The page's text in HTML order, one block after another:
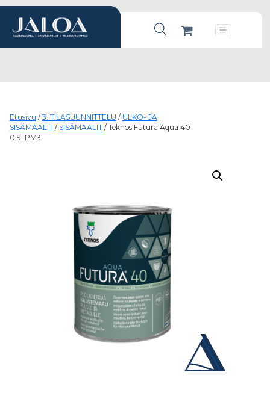
Products search
Päävalikko
Etusivu / 3. TILASUUNNITTELU / ULKO- JA
SISÄMAALIT/ SISÄMAALIT/ Teknos Futura Aqua 40
0,9l PM3